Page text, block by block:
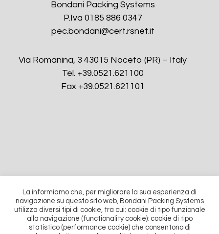
Bondani Packing Systems
P.Iva 0185 886 0347
pec.bondani@cert.rsnet.it
Via Romanina, 3 43015 Noceto (PR) – Italy
Tel. +39.0521.621100
Fax +39.0521.621101
CONTACT US
La informiamo che, per migliorare la sua esperienza di
navigazione su questo sito web, Bondani Packing Systems
utilizza diversi tipi di cookie, tra cui: cookie di tipo funzionale
alla navigazione (functionality cookie); cookie di tipo
statistico (performance cookie) che consentono di